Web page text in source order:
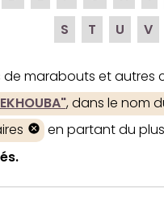
S
T U V
de marabouts et autres
, dans le nom
en partant du